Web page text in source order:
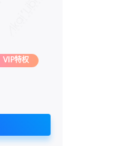
VIP特权